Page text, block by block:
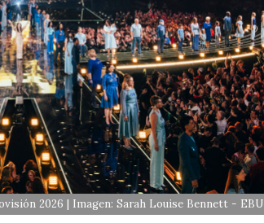
2026 | Imagen: Sarah Louise Bennett - EBU